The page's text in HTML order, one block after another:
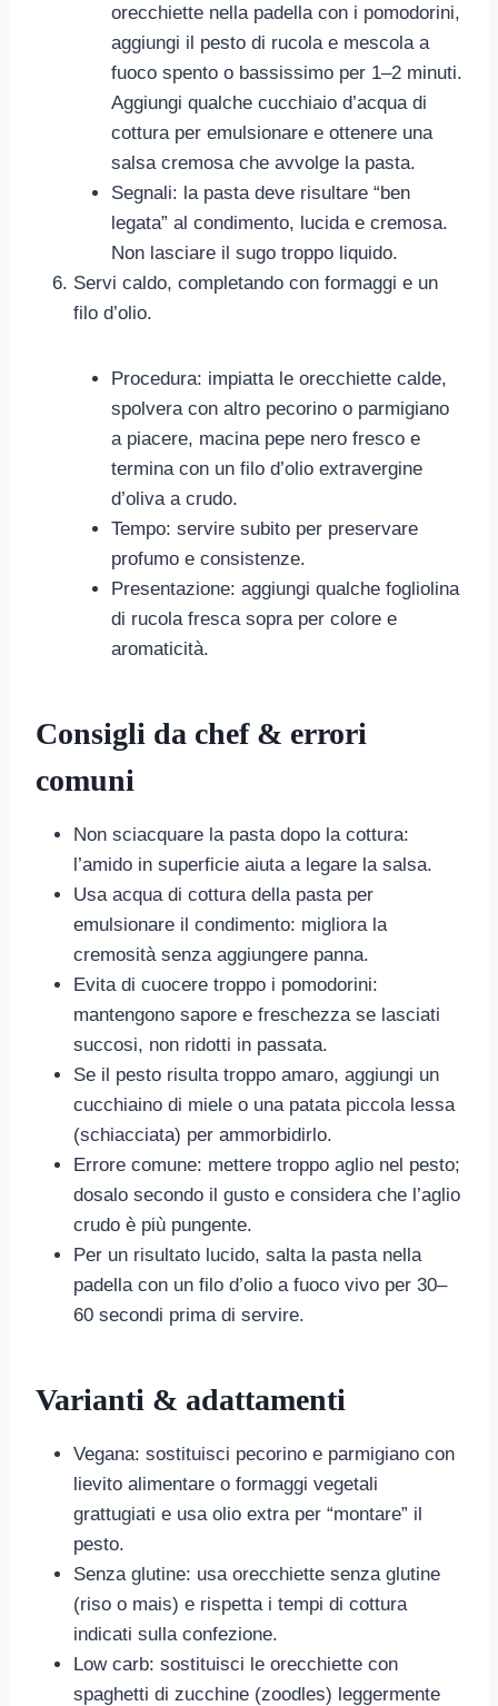
orecchiette nella padella con i pomodorini,
aggiungi il pesto di rucola e mescola a
fuoco spento o bassissimo per 1–2 minuti.
Aggiungi qualche cucchiaio d’acqua di
cottura per emulsionare e ottenere una
salsa cremosa che avvolge la pasta.
Segnali: la pasta deve risultare “ben
legata” al condimento, lucida e cremosa.
Non lasciare il sugo troppo liquido.
Servi caldo, completando con formaggi e un
filo d’olio.
Procedura: impiatta le orecchiette calde,
spolvera con altro pecorino o parmigiano
a piacere, macina pepe nero fresco e
termina con un filo d’olio extravergine
d’oliva a crudo.
Tempo: servire subito per preservare
profumo e consistenze.
Presentazione: aggiungi qualche fogliolina
di rucola fresca sopra per colore e
aromaticità.
Consigli da chef & errori
comuni
Non sciacquare la pasta dopo la cottura:
l’amido in superficie aiuta a legare la salsa.
Usa acqua di cottura della pasta per
emulsionare il condimento: migliora la
cremosità senza aggiungere panna.
Evita di cuocere troppo i pomodorini:
mantengono sapore e freschezza se lasciati
succosi, non ridotti in passata.
Se il pesto risulta troppo amaro, aggiungi un
cucchiaino di miele o una patata piccola lessa
(schiacciata) per ammorbidirlo.
Errore comune: mettere troppo aglio nel pesto;
dosalo secondo il gusto e considera che l’aglio
crudo è più pungente.
Per un risultato lucido, salta la pasta nella
padella con un filo d’olio a fuoco vivo per 30–
60 secondi prima di servire.
Varianti & adattamenti
Vegana: sostituisci pecorino e parmigiano con
lievito alimentare o formaggi vegetali
grattugiati e usa olio extra per “montare” il
pesto.
Senza glutine: usa orecchiette senza glutine
(riso o mais) e rispetta i tempi di cottura
indicati sulla confezione.
Low carb: sostituisci le orecchiette con
spaghetti di zucchine (zoodles) leggermente